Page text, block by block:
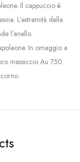
Il cappuccio è
L’estremità della
l’anello
In omaggio a
massiccio Au 750